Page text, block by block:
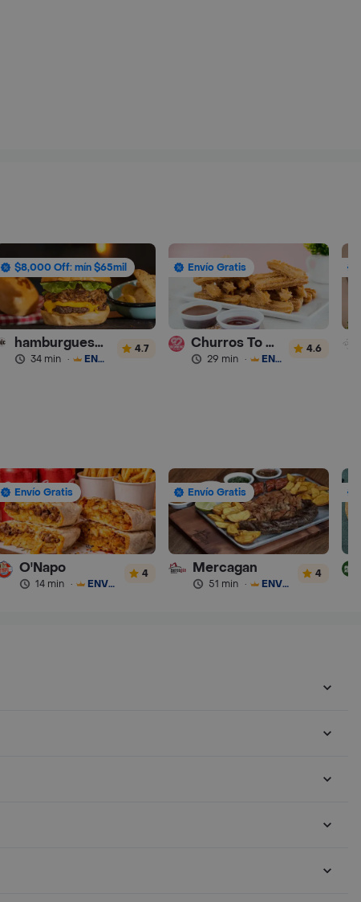
$8,000 Off: mín $65mil
hamburguesas Rustica (RDC)
34 min · ENVÍO GRATIS
4.7
Envío Gratis
Churros To Go
29 min · ENVÍO GRATIS
4.6
Envío Gratis
O'Napo
14 min · ENVÍO GRATIS
4
Envío Gratis
Mercagan
51 min · ENVÍO GRATIS
4